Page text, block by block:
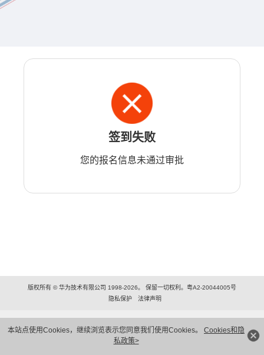
本站点使用Cookies，继续浏览表示您同意我们使用Cookies。 Cookies和隐
私政策>
签到失败
您的报名信息未通过审批
版权所有 © 华为技术有限公司 1998-2026。 保留一切权利。粤A2-20044005号
隐私保护
法律声明